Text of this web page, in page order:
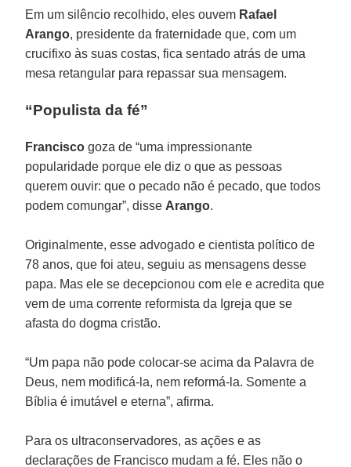
Em um silêncio recolhido, eles ouvem Rafael
Arango, presidente da fraternidade que, com um
crucifixo às suas costas, fica sentado atrás de uma
mesa retangular para repassar sua mensagem.
“Populista da fé”
Francisco goza de “uma impressionante
popularidade porque ele diz o que as pessoas
querem ouvir: que o pecado não é pecado, que todos
podem comungar”, disse Arango.
Originalmente, esse advogado e cientista político de
78 anos, que foi ateu, seguiu as mensagens desse
papa. Mas ele se decepcionou com ele e acredita que
vem de uma corrente reformista da Igreja que se
afasta do dogma cristão.
“Um papa não pode colocar-se acima da Palavra de
Deus, nem modificá-la, nem reformá-la. Somente a
Bíblia é imutável e eterna”, afirma.
Para os ultraconservadores, as ações e as
declarações de Francisco mudam a fé. Eles não o